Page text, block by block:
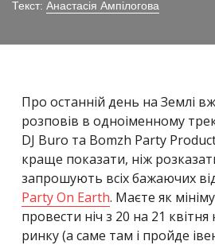
Текст: Анастасія Ампілогова
Про останній день на Землі
розповів в одноіменному
DJ Buro та Вomzh Party
краще показати, ніж
запрошують всіх бажаючих
Party On Earth. Маєте як
провести ніч з 20 на 21
ринку (а саме там і пройде